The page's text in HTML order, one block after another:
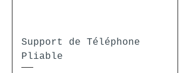
Support de Téléphone
Pliable